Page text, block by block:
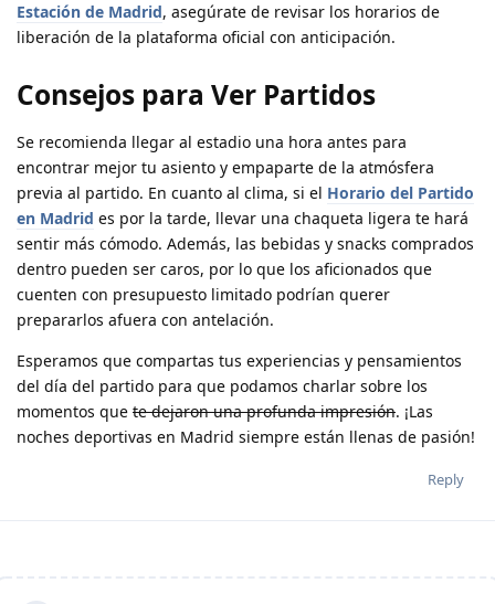
Estación de Madrid, asegúrate de revisar los horarios de
liberación de la plataforma oficial con anticipación.
Consejos para Ver Partidos
Se recomienda llegar al estadio una hora antes para
encontrar mejor tu asiento y empaparte de la atmósfera
previa al partido. En cuanto al clima, si el Horario del Partido
en Madrid es por la tarde, llevar una chaqueta ligera te hará
sentir más cómodo. Además, las bebidas y snacks comprados
dentro pueden ser caros, por lo que los aficionados que
cuenten con presupuesto limitado podrían querer
prepararlos afuera con antelación.
Esperamos que compartas tus experiencias y pensamientos
del día del partido para que podamos charlar sobre los
momentos que te dejaron una profunda impresión. ¡Las
noches deportivas en Madrid siempre están llenas de pasión!
Reply